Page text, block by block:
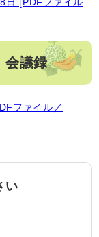
議録
ファイル／
い